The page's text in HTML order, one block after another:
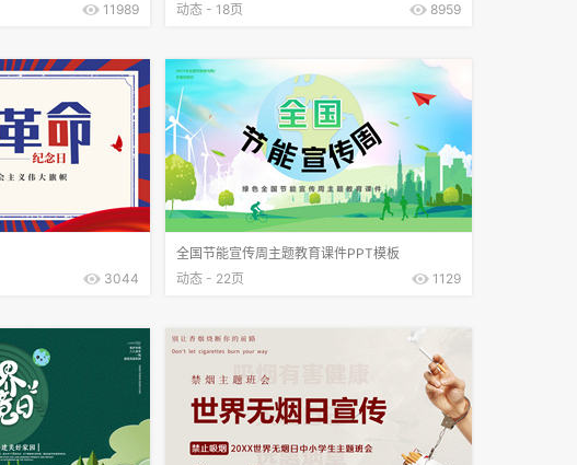
11989
动态 - 18页
8959
3044
全国节能宣传周主题教育课件PPT模板
动态 - 22页
1129